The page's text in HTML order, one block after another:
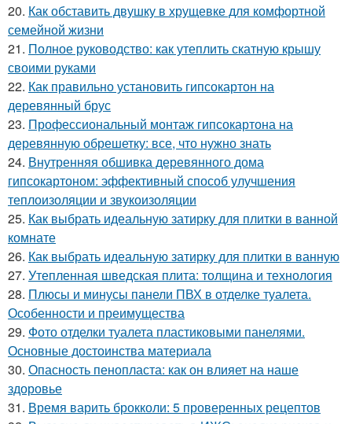
20. Как обставить двушку в хрущевке для комфортной
семейной жизни
21. Полное руководство: как утеплить скатную крышу
своими руками
22. Как правильно установить гипсокартон на
деревянный брус
23. Профессиональный монтаж гипсокартона на
деревянную обрешетку: все, что нужно знать
24. Внутренняя обшивка деревянного дома
гипсокартоном: эффективный способ улучшения
теплоизоляции и звукоизоляции
25. Как выбрать идеальную затирку для плитки в ванной
комнате
26. Как выбрать идеальную затирку для плитки в ванную
27. Утепленная шведская плита: толщина и технология
28. Плюсы и минусы панели ПВХ в отделке туалета.
Особенности и преимущества
29. Фото отделки туалета пластиковыми панелями.
Основные достоинства материала
30. Опасность пенопласта: как он влияет на наше
здоровье
31. Время варить брокколи: 5 проверенных рецептов